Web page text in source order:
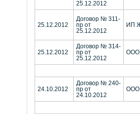
25.12.2012
25.12.2012
Договор № 311-
пр от
25.12.2012
ИП
25.12.2012
Договор № 314-
пр от
25.12.2012
ООО
24.10.2012
Договор № 240-
пр от
24.10.2012
ООО